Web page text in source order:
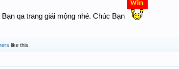
Bạn qa trang giải mộng nhé. Chúc Bạn
like this.